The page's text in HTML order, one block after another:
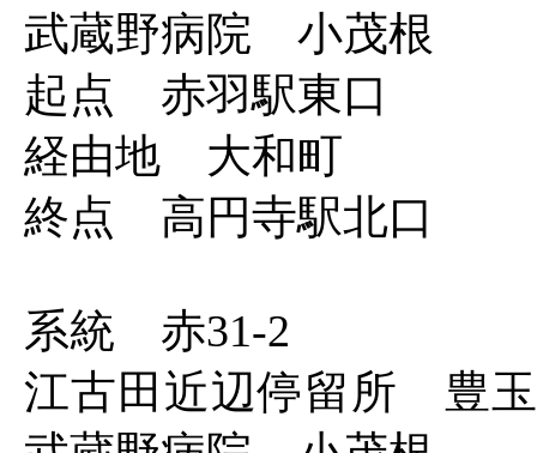
武蔵野病院 小茂根
起点 赤羽駅東口
経由地 大和町
終点 高円寺駅北口
系統 赤31-2
江古田近辺停留所